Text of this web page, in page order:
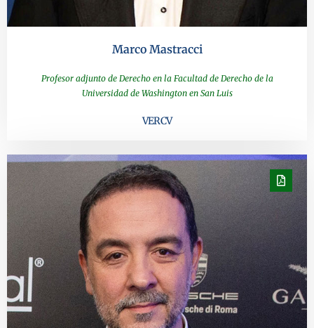
Marco Mastracci
Profesor adjunto de Derecho en la Facultad de Derecho de la
Universidad de Washington en San Luis
VER CV